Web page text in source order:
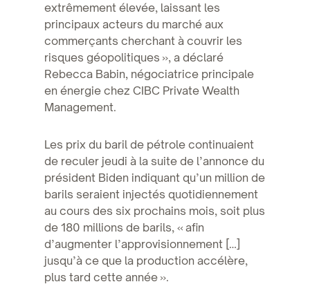
extrêmement élevée, laissant les
principaux acteurs du marché aux
commerçants cherchant à couvrir les
risques géopolitiques », a déclaré
Rebecca Babin, négociatrice principale
en énergie chez CIBC Private Wealth
Management.
Les prix du baril de pétrole continuaient
de reculer jeudi à la suite de l’annonce du
président Biden indiquant qu’un million de
barils seraient injectés quotidiennement
au cours des six prochains mois, soit plus
de 180 millions de barils, « afin
d’augmenter l’approvisionnement […]
jusqu’à ce que la production accélère,
plus tard cette année ».